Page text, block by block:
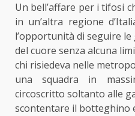
Un bell’affare per i tifosi
in un’altra regione
l’opportunità di seguire
del cuore senza alcuna
chi risiedeva nelle
una squadra in
circoscritto soltanto alle
scontentare il botteghino